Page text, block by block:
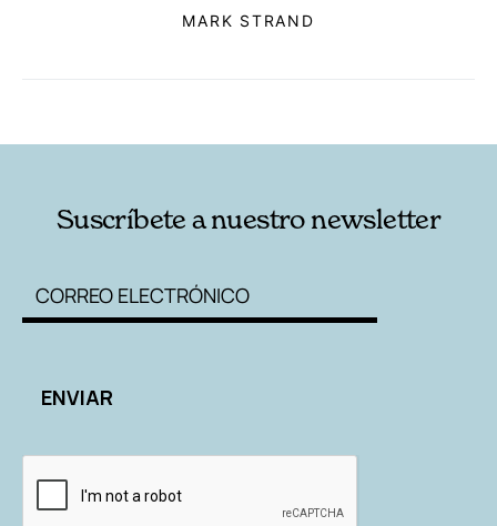
MARK STRAND
Suscríbete a nuestro newsletter